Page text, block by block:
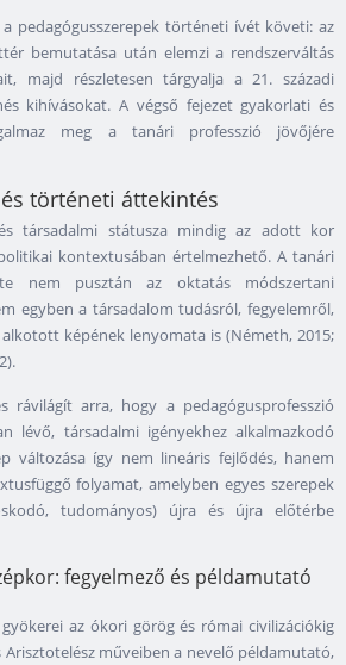
pedagógusszerepek történeti ívét követi: az
bemutatása után elemzi a rendszerváltás
majd részletesen tárgyalja a 21. századi
kihívásokat. A végső fejezet gyakorlati és
meg a tanári professzió jövőjére
történeti áttekintés
társadalmi státusza mindig az adott kor
kontextusában értelmezhető. A tanári
nem pusztán az oktatás módszertani
egyben a társadalom tudásról, fegyelemről,
képének lenyomata is (Németh, 2015;
rávilágít arra, hogy a pedagógusprofesszió
lévő, társadalmi igényekhez alkalmazkodó
változása így nem lineáris fejlődés, hanem
folyamat, amelyben egyes szerepek
tudományos) újra és újra előtérbe
fegyelmező és példamutató
az ókori görög és római civilizációkig
Arisztotelész műveiben a nevelő példamutató,